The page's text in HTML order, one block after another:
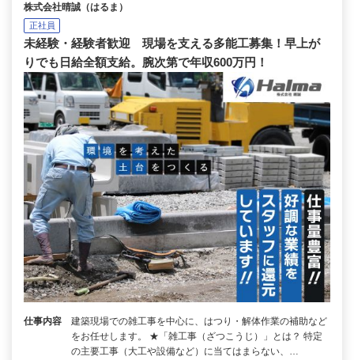
株式会社晴誠（はるま）
正社員
未経験・経験者歓迎 現場を支える多能工募集！早上が
りでも日給全額支給。腕次第で年収600万円！
仕事内容
建築現場での雑工事を中心に、はつり・解体作業の補助など
をお任せします。 ★「雑工事（ざつこうじ）」とは？ 特定
の主要工事（大工や設備など）に当てはまらない、…